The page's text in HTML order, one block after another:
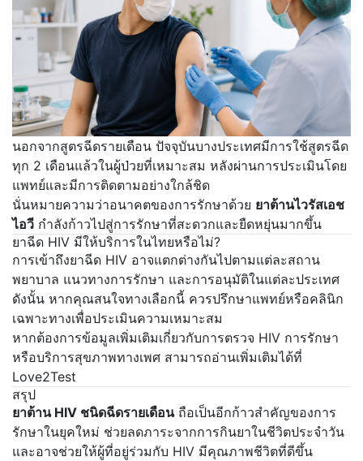
นอกจากสูตรฉีดรายเดือน ปัจจุบันบางประเทศมีการใช้สูตรฉีด
ทุก 2 เดือนแล้วในผู้ป่วยที่เหมาะสม หลังผ่านการประเมินโดย
แพทย์และมีการติดตามอย่างใกล้ชิด
นั่นหมายความว่าอนาคตของการรักษาด้วย ยาต้านไวรัสเอช
ไอวี กำลังก้าวไปสู่การรักษาที่สะดวกและยืดหยุ่นมากขึ้น
ยาฉีด HIV มีให้บริการในไทยหรือไม่?
การเข้าถึงยาฉีด HIV อาจแตกต่างกันไปตามแต่ละสถาน
พยาบาล แนวทางการรักษา และการอนุมัติในแต่ละประเทศ
ดังนั้น หากคุณสนใจทางเลือกนี้ ควรปรึกษาแพทย์หรือคลินิก
เฉพาะทางเพื่อประเมินความเหมาะสม
หากต้องการข้อมูลเพิ่มเติมเกี่ยวกับการตรวจ HIV การรักษา
หรือบริการสุขภาพทางเพศ สามารถอ่านเพิ่มเติมได้ที่
Love2Test
สรุป
ยาต้าน HIV ชนิดฉีดรายเดือนถือเป็นอีกก้าวสำคัญของการ
รักษาในยุคใหม่ ช่วยลดภาระจากการกินยาในชีวิตประจำวัน
และอาจช่วยให้ผู้ที่อยู่ร่วมกับ HIV มีคุณภาพชีวิตที่ดีขึ้น